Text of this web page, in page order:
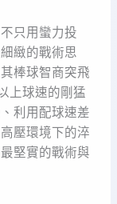
只用蠻力投
緻的戰術思
棒球智商突飛
上球速的剛猛
利用配球速差
壓環境下的淬
堅實的戰術與